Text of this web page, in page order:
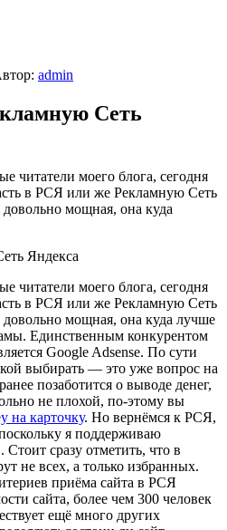
admin
Сеть
читатели моего блога, сегодня
в РСЯ или же Рекламную Сеть
мощная, она куда
Яндекса
читатели моего блога, сегодня
в РСЯ или же Рекламную Сеть
мощная, она куда лучше
Единственным конкурентом
Google Adsense. По сути
выбирать — это уже вопрос на
позаботится о выводе денег,
не плохой, по-этому вы
на карточку. Но вернёмся к РСЯ,
я поддерживаю
. Стоит сразу отметить, что в
не всех, а только избранных.
приёма сайта в РСЯ
сайта, более чем 300 человек
ещё много других